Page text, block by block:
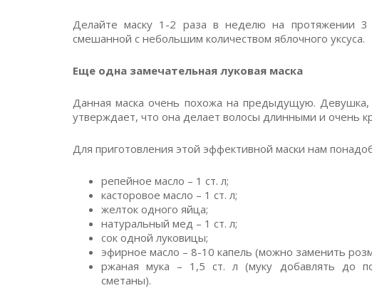
Делайте маску 1-2 раза в неделю на протяжении
смешанной с небольшим количеством яблочного уксуса.
Еще одна замечательная луковая маска
Данная маска очень похожа на предыдущую.
утверждает, что она делает волосы длинными и очень
Для приготовления этой эффективной маски нам
репейное масло – 1 ст. л;
касторовое масло – 1 ст. л;
желток одного яйца;
натуральный мед – 1 ст. л;
сок одной луковицы;
эфирное масло – 8-10 капель (можно заменить
ржаная мука – 1,5 ст. л (муку добавлять до
сметаны).